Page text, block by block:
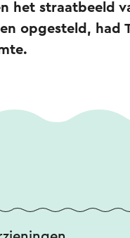
het straatbeeld
opgesteld, had